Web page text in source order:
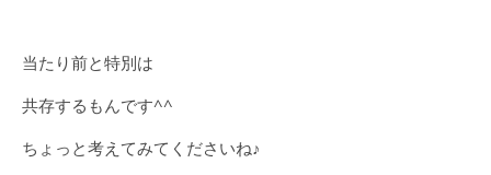
当たり前と特別は
共存するもんです^^
ちょっと考えてみてくださいね♪